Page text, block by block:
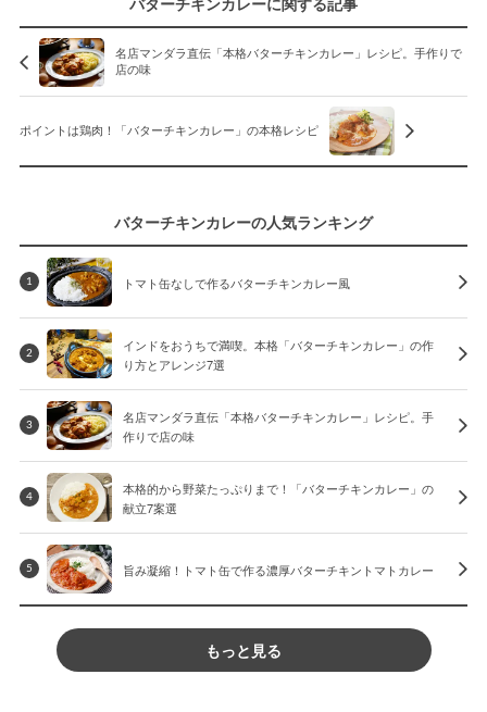
名店マンダラ直伝「本格バターチキンカレー」レシピ。手作りで
店の味
ポイントは鶏肉！「バターチキンカレー」の本格レシピ
バターチキンカレーの人気ランキング
1 トマト缶なしで作るバターチキンカレー風
2
インドをおうちで満喫。本格「バターチキンカレー」の作
り方とアレンジ7選
3
名店マンダラ直伝「本格バターチキンカレー」レシピ。手
作りで店の味
4
本格的から野菜たっぷりまで！「バターチキンカレー」の
献立7案選
5 旨み凝縮！トマト缶で作る濃厚バターチキントマトカレー
もっと見る